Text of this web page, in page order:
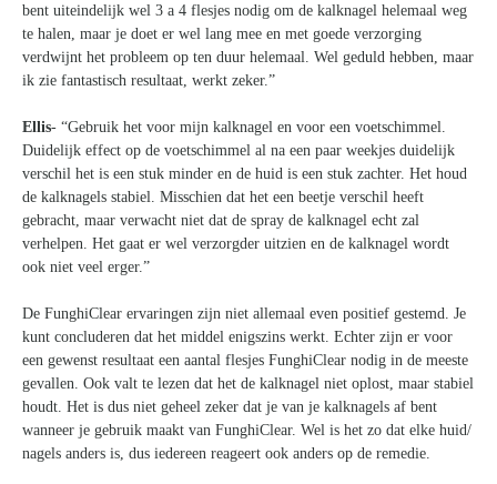
bent uiteindelijk wel 3 a 4 flesjes nodig om de kalknagel helemaal weg
te halen, maar je doet er wel lang mee en met goede verzorging
verdwijnt het probleem op ten duur helemaal. Wel geduld hebben, maar
ik zie fantastisch resultaat, werkt zeker.”
Ellis- “Gebruik het voor mijn kalknagel en voor een voetschimmel.
Duidelijk effect op de voetschimmel al na een paar weekjes duidelijk
verschil het is een stuk minder en de huid is een stuk zachter. Het houd
de kalknagels stabiel. Misschien dat het een beetje verschil heeft
gebracht, maar verwacht niet dat de spray de kalknagel echt zal
verhelpen. Het gaat er wel verzorgder uitzien en de kalknagel wordt
ook niet veel erger.”
De FunghiClear ervaringen zijn niet allemaal even positief gestemd. Je
kunt concluderen dat het middel enigszins werkt. Echter zijn er voor
een gewenst resultaat een aantal flesjes FunghiClear nodig in de meeste
gevallen. Ook valt te lezen dat het de kalknagel niet oplost, maar stabiel
houdt. Het is dus niet geheel zeker dat je van je kalknagels af bent
wanneer je gebruik maakt van FunghiClear. Wel is het zo dat elke huid/
nagels anders is, dus iedereen reageert ook anders op de remedie.